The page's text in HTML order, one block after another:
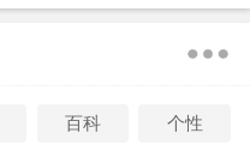
它的镜头很先进，就像
百科 个性